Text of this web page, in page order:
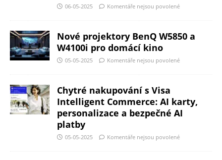
06-05-2025 Komentáře nejsou povolené
Nové projektory BenQ W5850 a
W4100i pro domácí kino
05-05-2025 Komentáře nejsou povolené
Chytré nakupování s Visa
Intelligent Commerce: AI karty,
personalizace a bezpečné AI
platby
05-05-2025 Komentáře nejsou povolené